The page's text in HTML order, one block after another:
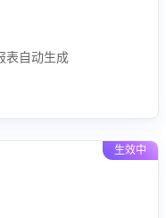
表自动生成
生效中